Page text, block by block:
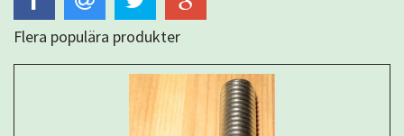
Flera populära produkter